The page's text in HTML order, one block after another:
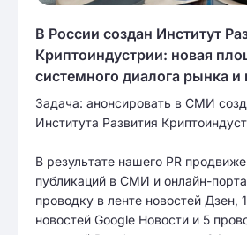
В России создан Институт
Криптоиндустрии: новая
системного диалога рынка и
Задача: анонсировать в СМИ
Института Развития
В результате нашего PR
публикаций в СМИ и онлайн-
проводку в ленте новостей Дзен,
новостей Google Новости и 5